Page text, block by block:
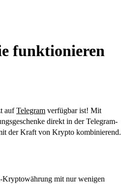
funktionieren
aufTelegram verfügbar ist! Mit
direkt in der Telegram-
der Kraft von Krypto kombinierend.
Kryptowährung mit nur wenigen